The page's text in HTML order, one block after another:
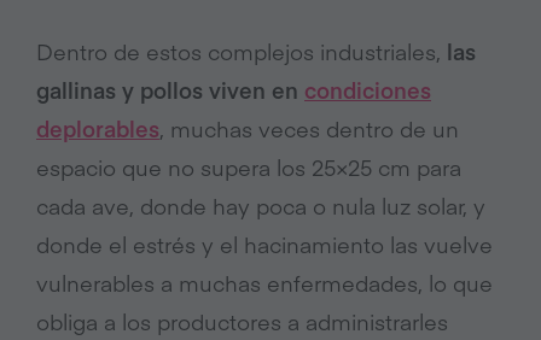
Dentro de estos complejos industriales, las
gallinas y pollos viven en condiciones
deplorables, muchas veces dentro de un
espacio que no supera los 25×25 cm para
cada ave, donde hay poca o nula luz solar, y
donde el estrés y el hacinamiento las vuelve
vulnerables a muchas enfermedades, lo que
obliga a los productores a administrarles